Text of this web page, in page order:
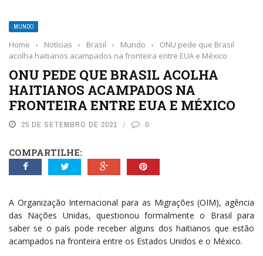
MUNDO
Home › Notícias › Brasil › Mundo ›
ONU pede que Brasil
acolha haitianos acampados na fronteira entre EUA e México
ONU PEDE QUE BRASIL ACOLHA
HAITIANOS ACAMPADOS NA
FRONTEIRA ENTRE EUA E MÉXICO
25 DE SETEMBRO DE 2021 0
COMPARTILHE:
A Organização Internacional para as Migrações (OIM), agência
das Nações Unidas, questionou formalmente o Brasil para
saber se o país pode receber alguns dos haitianos que estão
acampados na fronteira entre os Estados Unidos e o México.